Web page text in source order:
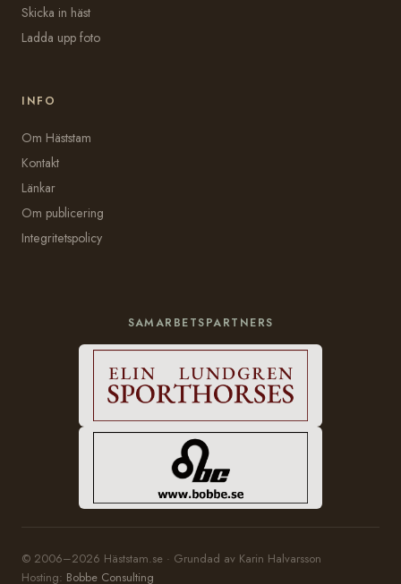
Skicka in häst
Ladda upp foto
INFO
Om Häststam
Kontakt
Länkar
Om publicering
Integritetspolicy
SAMARBETSPARTNERS
© 2006–2026 Häststam.se · Grundad av Karin Halvarsson
Hosting: Bobbe Consulting